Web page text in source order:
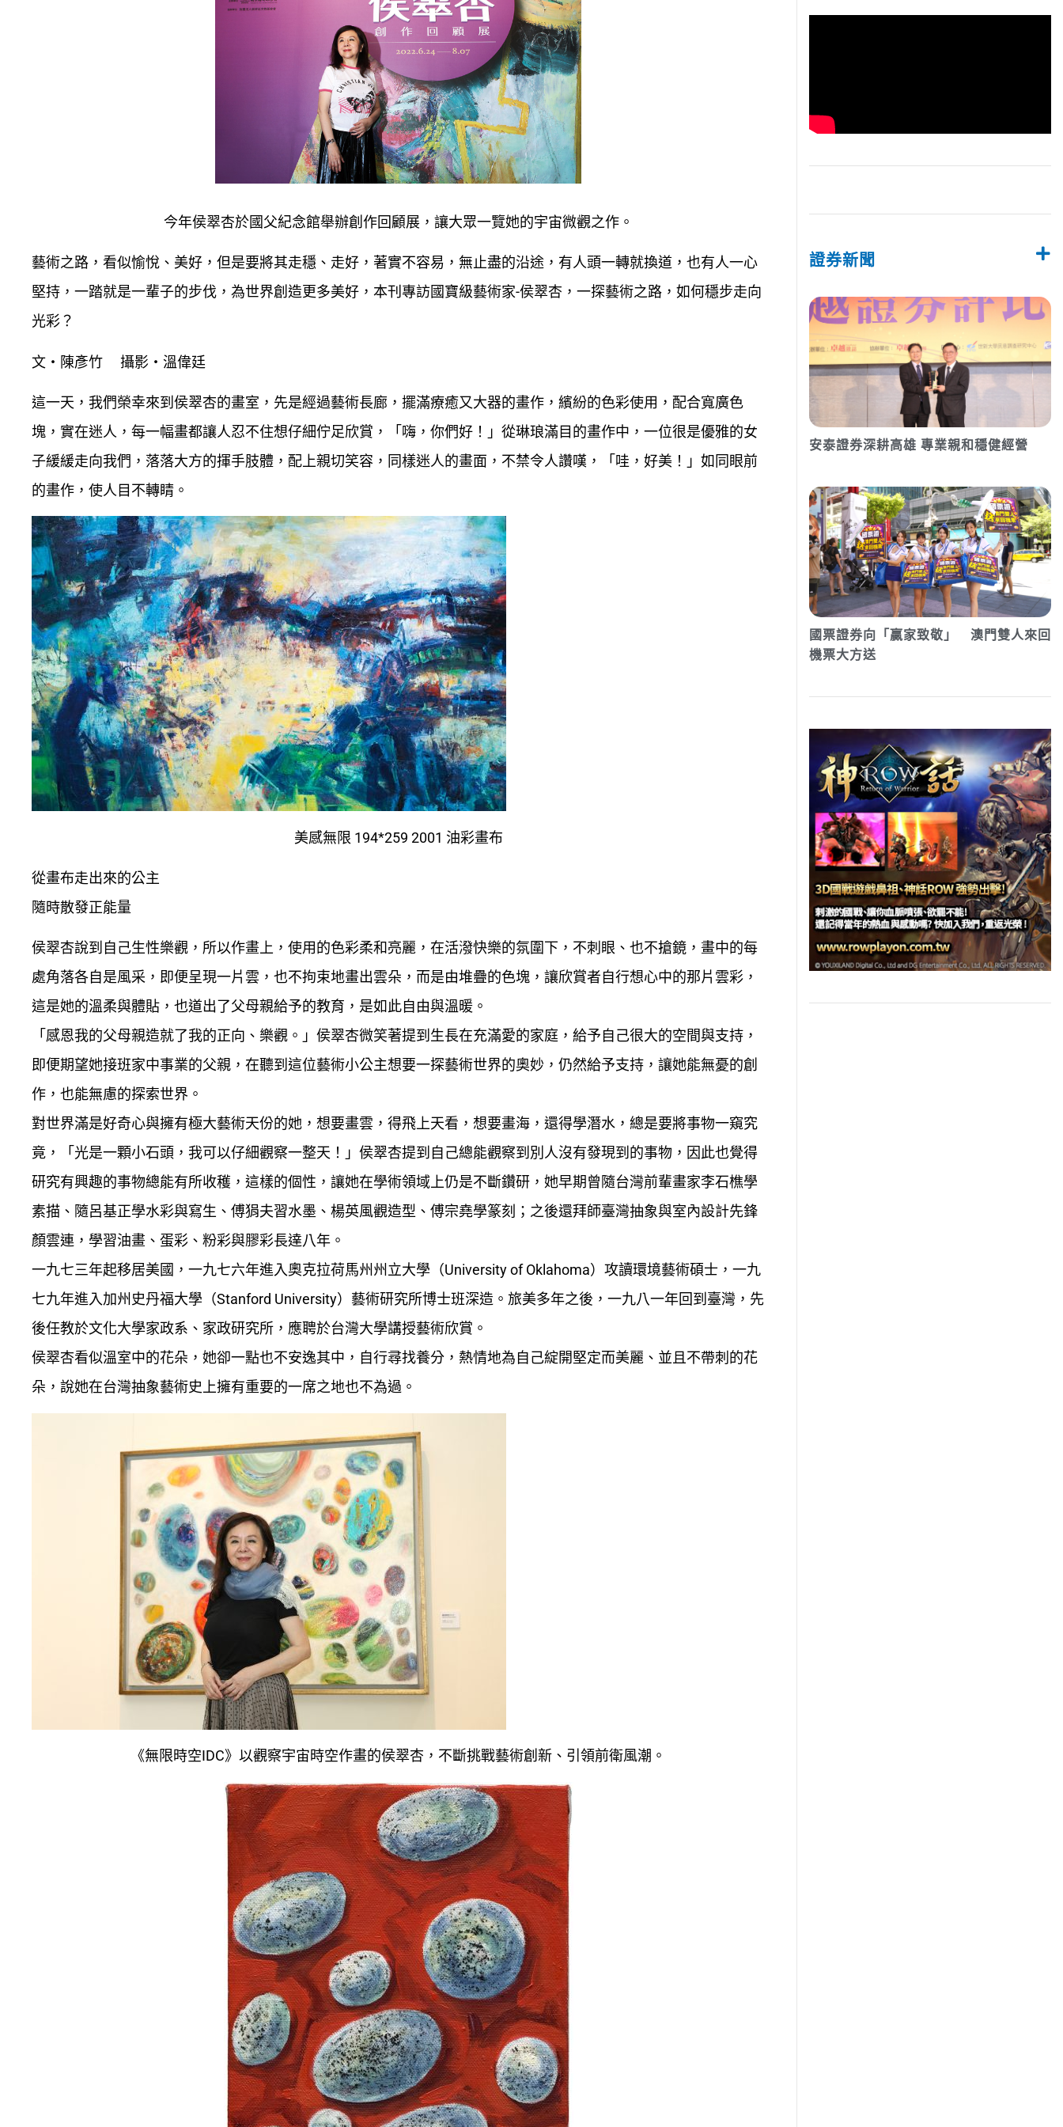
今年侯翠杏於國父紀念館舉辦創作回顧展，讓大眾一覽她的宇宙微觀之作。
藝術之路，看似愉悅、美好，但是要將其走穩、走好，著實不容易，無止盡的沿途，有人頭一轉就換道，也有人一心
堅持，一踏就是一輩子的步伐，為世界創造更多美好，本刊專訪國寶級藝術家-侯翠杏，一探藝術之路，如何穩步走向
光彩？
文‧陳彥竹 攝影‧溫偉廷
這一天，我們榮幸來到侯翠杏的畫室，先是經過藝術長廊，擺滿療癒又大器的畫作，繽紛的色彩使用，配合寬廣色
塊，實在迷人，每一幅畫都讓人忍不住想仔細佇足欣賞，「嗨，你們好！」從琳琅滿目的畫作中，一位很是優雅的女
子緩緩走向我們，落落大方的揮手肢體，配上親切笑容，同樣迷人的畫面，不禁令人讚嘆，「哇，好美！」如同眼前
的畫作，使人目不轉睛。
美感無限 194*259 2001 油彩畫布
從畫布走出來的公主
隨時散發正能量
侯翠杏說到自己生性樂觀，所以作畫上，使用的色彩柔和亮麗，在活潑快樂的氛圍下，不刺眼、也不搶鏡，畫中的每
處角落各自是風采，即便呈現一片雲，也不拘束地畫出雲朵，而是由堆疊的色塊，讓欣賞者自行想心中的那片雲彩，
這是她的溫柔與體貼，也道出了父母親給予的教育，是如此自由與溫暖。
「感恩我的父母親造就了我的正向、樂觀。」侯翠杏微笑著提到生長在充滿愛的家庭，給予自己很大的空間與支持，
即便期望她接班家中事業的父親，在聽到這位藝術小公主想要一探藝術世界的奧妙，仍然給予支持，讓她能無憂的創
作，也能無慮的探索世界。
對世界滿是好奇心與擁有極大藝術天份的她，想要畫雲，得飛上天看，想要畫海，還得學潛水，總是要將事物一窺究
竟，「光是一顆小石頭，我可以仔細觀察一整天！」侯翠杏提到自己總能觀察到別人沒有發現到的事物，因此也覺得
研究有興趣的事物總能有所收穫，這樣的個性，讓她在學術領域上仍是不斷鑽研，她早期曾隨台灣前輩畫家李石樵學
素描、隨呂基正學水彩與寫生、傅狷夫習水墨、楊英風觀造型、傅宗堯學篆刻；之後還拜師臺灣抽象與室內設計先鋒
顏雲連，學習油畫、蛋彩、粉彩與膠彩長達八年。
一九七三年起移居美國，一九七六年進入奧克拉荷馬州州立大學（University of Oklahoma）攻讀環境藝術碩士，一九
七九年進入加州史丹福大學（Stanford University）藝術研究所博士班深造。旅美多年之後，一九八一年回到臺灣，先
後任教於文化大學家政系、家政研究所，應聘於台灣大學講授藝術欣賞。
侯翠杏看似溫室中的花朵，她卻一點也不安逸其中，自行尋找養分，熱情地為自己綻開堅定而美麗、並且不帶刺的花
朵，說她在台灣抽象藝術史上擁有重要的一席之地也不為過。
《無限時空IDC》以觀察宇宙時空作畫的侯翠杏，不斷挑戰藝術創新、引領前衛風潮。
證券新聞
安泰證券深耕高雄 專業親和穩健經營
國票證券向「贏家致敬」 澳門雙人來回
機票大方送